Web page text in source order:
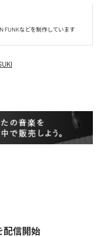
FUNKなどを制作しています
配信開始